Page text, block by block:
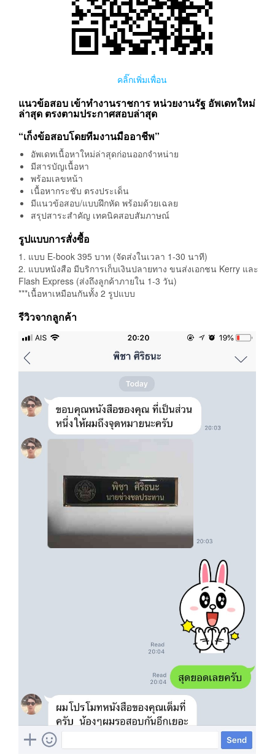
คลิ๊กเพิ่มเพื่อน
แนวข้อสอบ เข้าทำงานราชการ หน่วยงานรัฐ อัพเดทใหม่
ล่าสุด ตรงตามประกาศสอบล่าสุด
“เก็งข้อสอบโดยทีมงานมืออาชีพ”
อัพเดทเนื้อหาใหม่ล่าสุดก่อนออกจำหน่าย
มีสารบัญเนื้อหา
พร้อมเลขหน้า
เนื้อหากระชับ ตรงประเด็น
มีแนวข้อสอบ/แบบฝึกหัด พร้อมด้วยเฉลย
สรุปสาระสำคัญ เทคนิคสอบสัมภาษณ์
รูปแบบการสั่งซื้อ
1. แบบ E-book 395 บาท (จัดส่งในเวลา 1-30 นาที)
2. แบบหนังสือ มีบริการเก็บเงินปลายทาง ขนส่งเอกชน Kerry และ
Flash Express (ส่งถึงลูกค้าภายใน 1-3 วัน)
***เนื้อหาเหมือนกันทั้ง 2 รูปแบบ
รีวิวจากลูกค้า